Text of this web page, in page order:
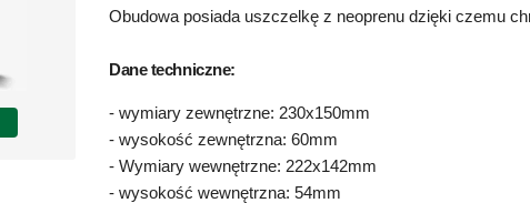
Obudowa posiada uszczelkę z neoprenu dzięki czemu
Dane techniczne:
- wymiary zewnętrzne: 230x150mm
- wysokość zewnętrzna: 60mm
- Wymiary wewnętrzne: 222x142mm
- wysokość wewnętrzna: 54mm